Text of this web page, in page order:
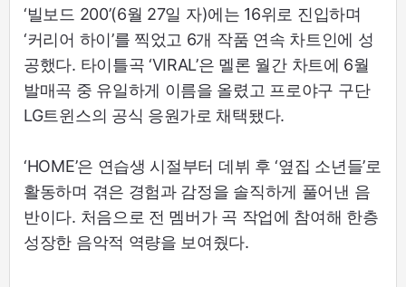
‘빌보드 200’(6월 27일 자)에는 16위로 진입하며
‘커리어 하이’를 찍었고 6개 작품 연속 차트인에 성
공했다. 타이틀곡 ‘VIRAL’은 멜론 월간 차트에 6월
발매곡 중 유일하게 이름을 올렸고 프로야구 구단
LG트윈스의 공식 응원가로 채택됐다.
‘HOME’은 연습생 시절부터 데뷔 후 ‘옆집 소년들’로
활동하며 겪은 경험과 감정을 솔직하게 풀어낸 음
반이다. 처음으로 전 멤버가 곡 작업에 참여해 한층
성장한 음악적 역량을 보여줬다.